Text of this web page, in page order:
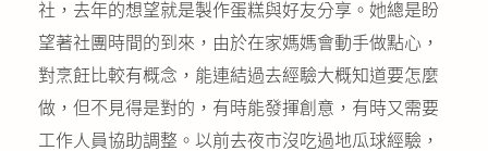
社，去年的想望就是製作蛋糕與好友分享。她總是盼
望著社團時間的到來，由於在家媽媽會動手做點心，
對烹飪比較有概念，能連結過去經驗大概知道要怎麼
做，但不見得是對的，有時能發揮創意，有時又需要
工作人員協助調整。以前去夜市沒吃過地瓜球經驗，